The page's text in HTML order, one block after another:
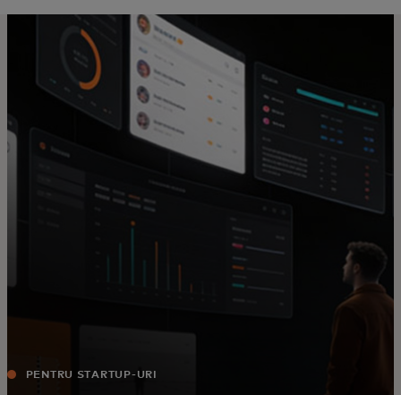
Pentru tine
Pentru companii
Pentru întreaga lume
Pentru inovatori
Știri și tendințe
PENTRU STARTUP-URI